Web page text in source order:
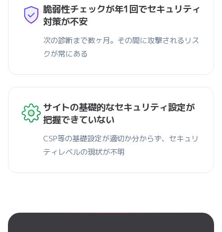
脆弱性チェックが年1回でセキュリティ
対策が不安
次の診断まで数ヶ月。その間に攻撃されるリス
クが常にある
サイトの基礎的なセキュリティ設定が
把握できていない
CSP等の基礎設定が適切か分からず、セキュリ
ティレベルの現状が不明